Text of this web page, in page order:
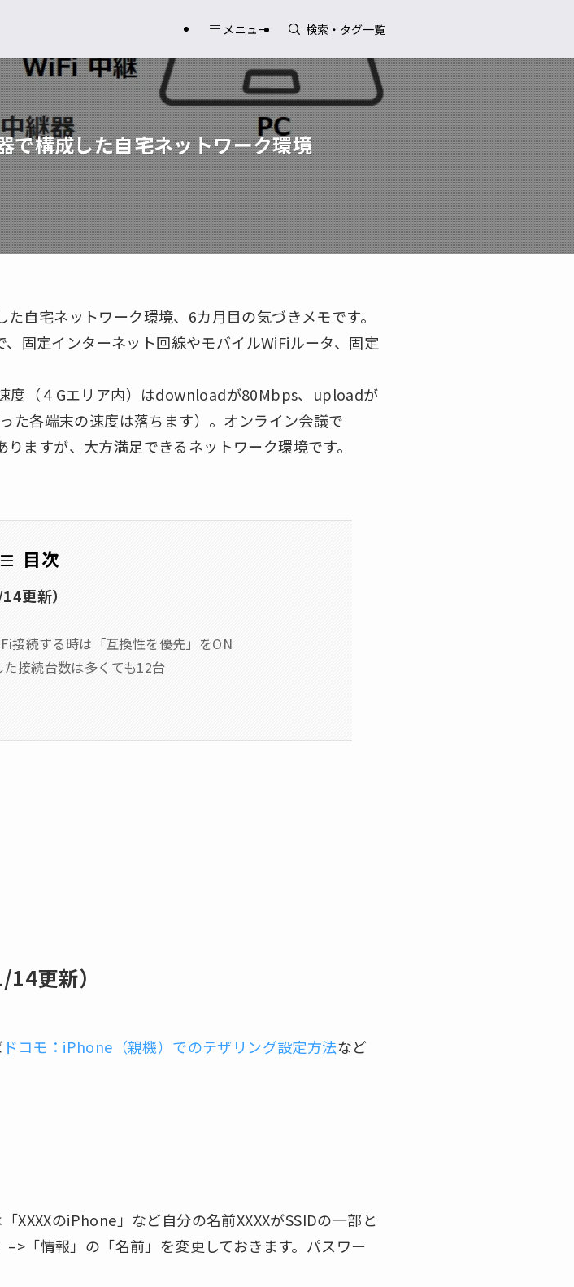
メニュー
構成した自宅ネットワーク環境
自宅ネットワーク環境、6カ月目の気づきメモです。
固定インターネット回線やモバイルWiFiルータ、固定
度（４Gエリア内）はdownloadが80Mbps、uploadが
た各端末の速度は落ちます）。オンライン会議で
ますが、大方満足できるネットワーク環境です。
目次
更新）
接続する時は「互換性を優先」をON
接続台数は多くても12台
更新）
ドコモ：iPhone（親機）でのテザリング設定方法など
XXXXのiPhone」など自分の名前XXXXがSSIDの一部と
「情報」の「名前」を変更しておきます。パスワー